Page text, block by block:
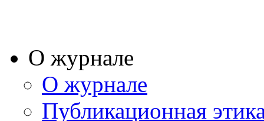
О журнале
О журнале
Публикационная